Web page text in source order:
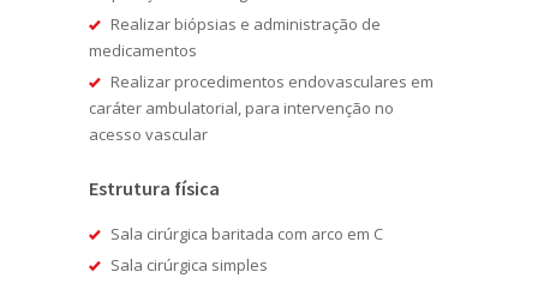
Realizar biópsias e administração de
medicamentos
Realizar procedimentos endovasculares em
caráter ambulatorial, para intervenção no
acesso vascular
Estrutura física
Sala cirúrgica baritada com arco em C
Sala cirúrgica simples